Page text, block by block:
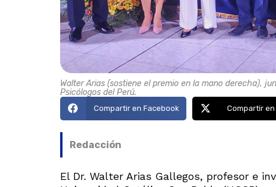
Walter Arias (sostiene el premio en la mano derecha),
Psicólogos del Perú.
Compartir en Facebook Compartir en
Redacción
El Dr. Walter Arias Gallegos, profesor e